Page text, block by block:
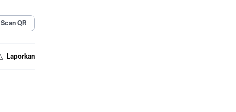
Scan QR
Laporkan